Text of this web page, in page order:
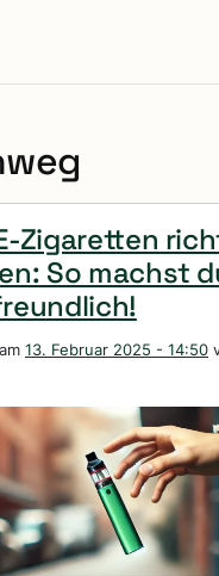
springen
Zigaretten
So machst
13. Februar 2025 - 14:50